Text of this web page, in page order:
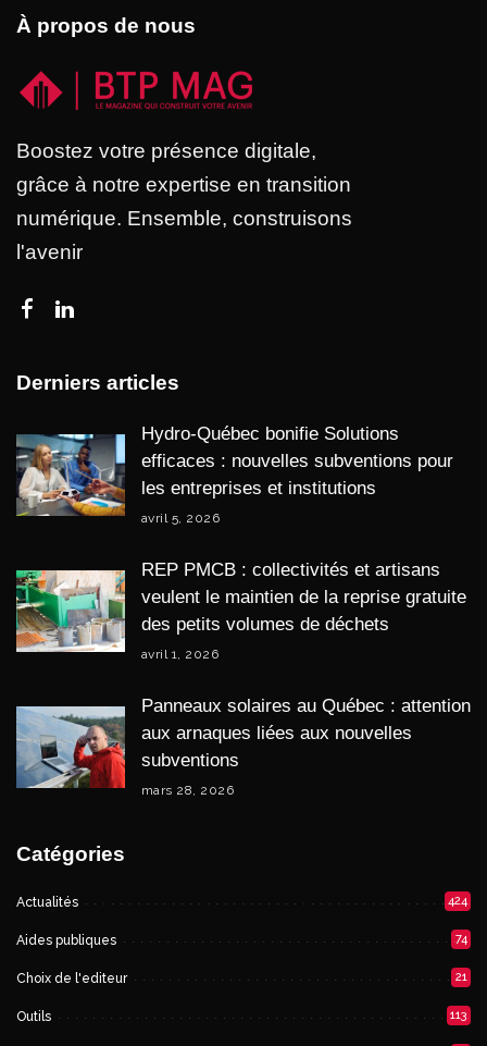
À propos de nous
Boostez votre présence digitale,
grâce à notre expertise en transition
numérique. Ensemble, construisons
l'avenir
Derniers articles
Hydro-Québec bonifie Solutions
efficaces : nouvelles subventions pour
les entreprises et institutions
avril 5, 2026
REP PMCB : collectivités et artisans
veulent le maintien de la reprise gratuite
des petits volumes de déchets
avril 1, 2026
Panneaux solaires au Québec : attention
aux arnaques liées aux nouvelles
subventions
mars 28, 2026
Catégories
Actualités 424
Aides publiques 74
Choix de l'editeur 21
Outils 113